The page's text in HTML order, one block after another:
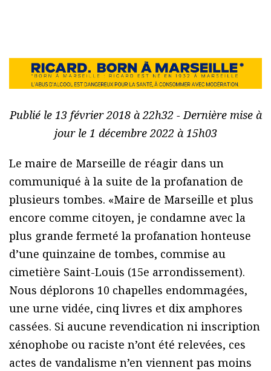
Publié le 13 février 2018 à 22h32 - Dernière mise à
jour le 1 décembre 2022 à 15h03
Le maire de Marseille de réagir dans un
communiqué à la suite de la profanation de
plusieurs tombes. «Maire de Marseille et plus
encore comme citoyen, je condamne avec la
plus grande fermeté la profanation honteuse
d’une quinzaine de tombes, commise au
cimetière Saint-Louis (15e arrondissement).
Nous déplorons 10 chapelles endommagées,
une urne vidée, cinq livres et dix amphores
cassées. Si aucune revendication ni inscription
xénophobe ou raciste n’ont été relevées, ces
actes de vandalisme n’en viennent pas moins